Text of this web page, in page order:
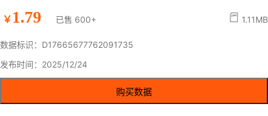
￥ 1.79 已售 600+ 1.11MB
数据标识：D17665677762091735
发布时间：2025/12/24
购买数据